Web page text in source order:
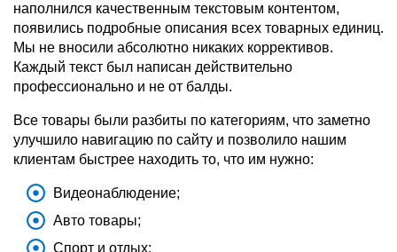
наполнился качественным текстовым контентом,
появились подробные описания всех товарных единиц.
Мы не вносили абсолютно никаких коррективов.
Каждый текст был написан действительно
профессионально и не от балды.
Все товары были разбиты по категориям, что заметно
улучшило навигацию по сайту и позволило нашим
клиентам быстрее находить то, что им нужно:
Видеонаблюдение;
Авто товары;
Спорт и отдых;